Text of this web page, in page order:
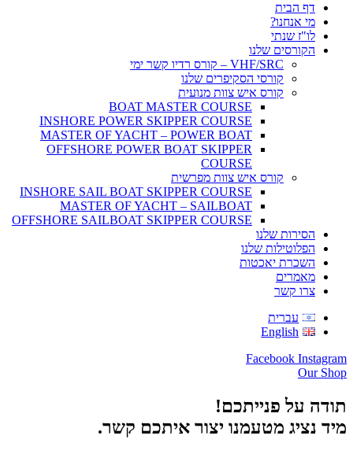
דף הבית
מי אנחנו?
לו"ז שנתי
הקורסים שלנו
VHF/SRC – קורס רדיו קשר ימי
קורסי הסקיפרים שלנו
קורס איש צוות מנועית
BOAT MASTER COURSE
INSHORE POWER SKIPPER COURSE
MASTER OF YACHT – POWER BOAT
OFFSHORE POWER BOAT SKIPPER
COURSE
קורס איש צוות מפרשית
INSHORE SAIL BOAT SKIPPER COURSE
MASTER OF YACHT – SAILBOAT
OFFSHORE SAILBOAT SKIPPER COURSE
הסירות שלנו
הפלוטילות שלנו
השכרת יאכטות
מאמרים
צרו קשר
עברית
English
Facebook Instagram
Our Shop
תודה על פנייתכם!
מיד נציג מטעמנו יצור איתכם קשר.